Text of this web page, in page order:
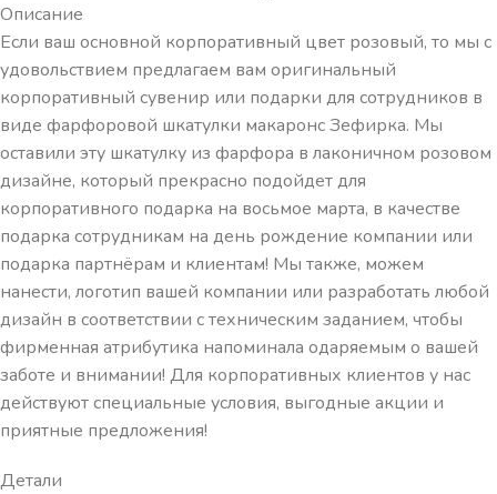
Описание
Если ваш основной корпоративный цвет розовый, то мы с
удовольствием предлагаем вам оригинальный
корпоративный сувенир или подарки для сотрудников в
виде фарфоровой шкатулки макаронс Зефирка. Мы
оставили эту шкатулку из фарфора в лаконичном розовом
дизайне, который прекрасно подойдет для
корпоративного подарка на восьмое марта, в качестве
подарка сотрудникам на день рождение компании или
подарка партнёрам и клиентам! Мы также, можем
нанести, логотип вашей компании или разработать любой
дизайн в соответствии с техническим заданием, чтобы
фирменная атрибутика напоминала одаряемым о вашей
заботе и внимании! Для корпоративных клиентов у нас
действуют специальные условия, выгодные акции и
приятные предложения!
Детали